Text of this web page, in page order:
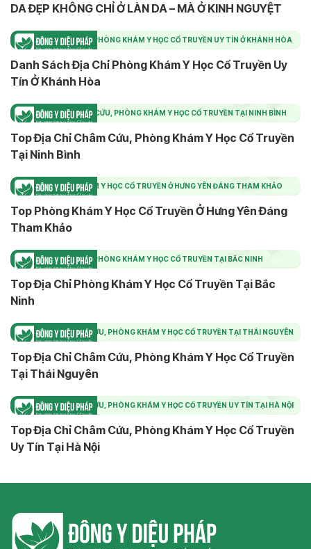
DA ĐẸP KHÔNG CHỈ Ở LÀN DA – MÀ Ở KINH NGUYỆT
DANH SÁCH ĐỊA CHỈ PHÒNG KHÁM Y HỌC CỔ TRUYỀN UY TÍN Ở KHÁNH HÒA
Danh Sách Địa Chỉ Phòng Khám Y Học Cổ Truyền Uy
Tín Ở Khánh Hòa
TOP ĐỊA CHỈ CHÂM CỨU, PHÒNG KHÁM Y HỌC CỔ TRUYỀN TẠI NINH BÌNH
Top Địa Chỉ Châm Cứu, Phòng Khám Y Học Cổ Truyền
Tại Ninh Bình
TOP PHÒNG KHÁM Y HỌC CỔ TRUYỀN Ở HƯNG YÊN ĐÁNG THAM KHẢO
Top Phòng Khám Y Học Cổ Truyền Ở Hưng Yên Đáng
Tham Khảo
TOP ĐỊA CHỈ PHÒNG KHÁM Y HỌC CỔ TRUYỀN TẠI BẮC NINH
Top Địa Chỉ Phòng Khám Y Học Cổ Truyền Tại Bắc
Ninh
TOP ĐỊA CHỈ CHÂM CỨU, PHÒNG KHÁM Y HỌC CỔ TRUYỀN TẠI THÁI NGUYÊN
Top Địa Chỉ Châm Cứu, Phòng Khám Y Học Cổ Truyền
Tại Thái Nguyên
TOP ĐỊA CHỈ CHÂM CỨU, PHÒNG KHÁM Y HỌC CỔ TRUYỀN UY TÍN TẠI HÀ NỘI
Top Địa Chỉ Châm Cứu, Phòng Khám Y Học Cổ Truyền
Uy Tín Tại Hà Nội